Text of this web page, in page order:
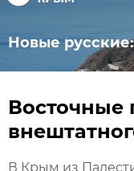
Новые
Восточные
В Крым из